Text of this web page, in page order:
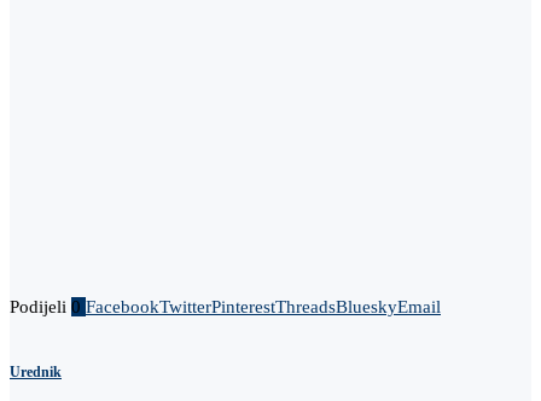
Podijeli 0 FacebookTwitterPinterestThreadsBlueskyEmail
Urednik